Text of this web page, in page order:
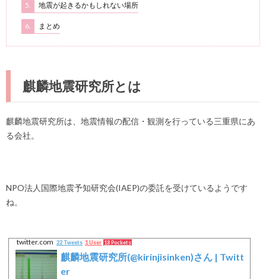
5. 地震が起きるかもしれない場所
6. まとめ
麒麟地震研究所とは
麒麟地震研究所は、地震情報の配信・観測を行っている三重県にあ
る会社。
NPO法人国際地震予知研究会(IAEP)の委託を受けているようです
ね。
twitter.com 22 Tweets 1 User 18 Pockets
麒麟地震研究所(@kirinjisinken)さん | Twitt
er